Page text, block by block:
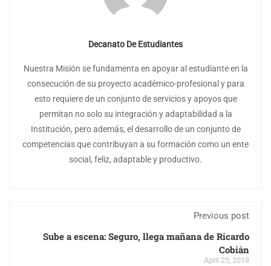
Decanato De Estudiantes
Nuestra Misión se fundamenta en apoyar al estudiante en la
consecución de su proyecto académico-profesional y para
esto requiere de un conjunto de servicios y apoyos que
permitan no solo su integración y adaptabilidad a la
Institución, pero además, el desarrollo de un conjunto de
competencias que contribuyan a su formación como un ente
social, feliz, adaptable y productivo.
Previous post
Sube a escena: Seguro, llega mañana de Ricardo
Cobián
April 25, 2018